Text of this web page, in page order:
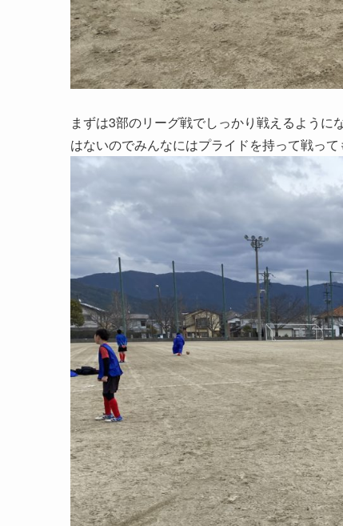
まずは3部のリーグ戦でしっかり戦えるよう
はないのでみんなにはプライドを持って戦って